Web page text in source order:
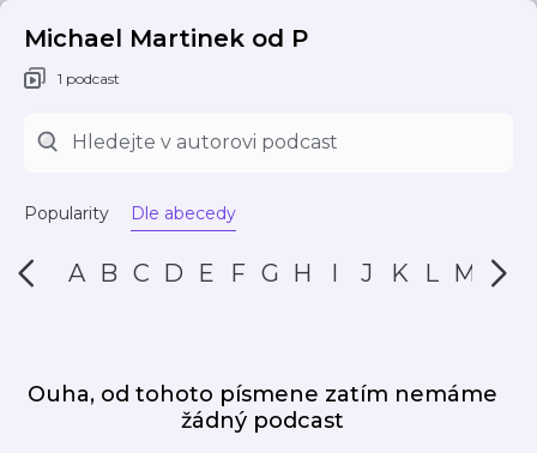
Michael Martinek od P
1 podcast
Popularity Dle abecedy
A B C D E F G H I J K L M N
Ouha, od tohoto písmene zatím nemáme
žádný podcast